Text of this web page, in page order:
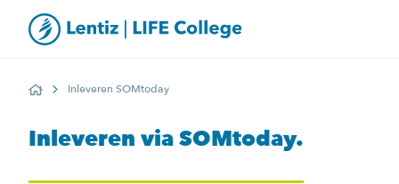
HomeInleveren SOMtoday
Inleveren via SOMtoday.